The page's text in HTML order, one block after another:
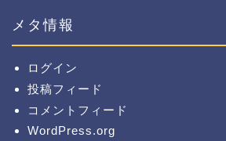
メタ情報
ログイン
投稿フィード
コメントフィード
WordPress.org